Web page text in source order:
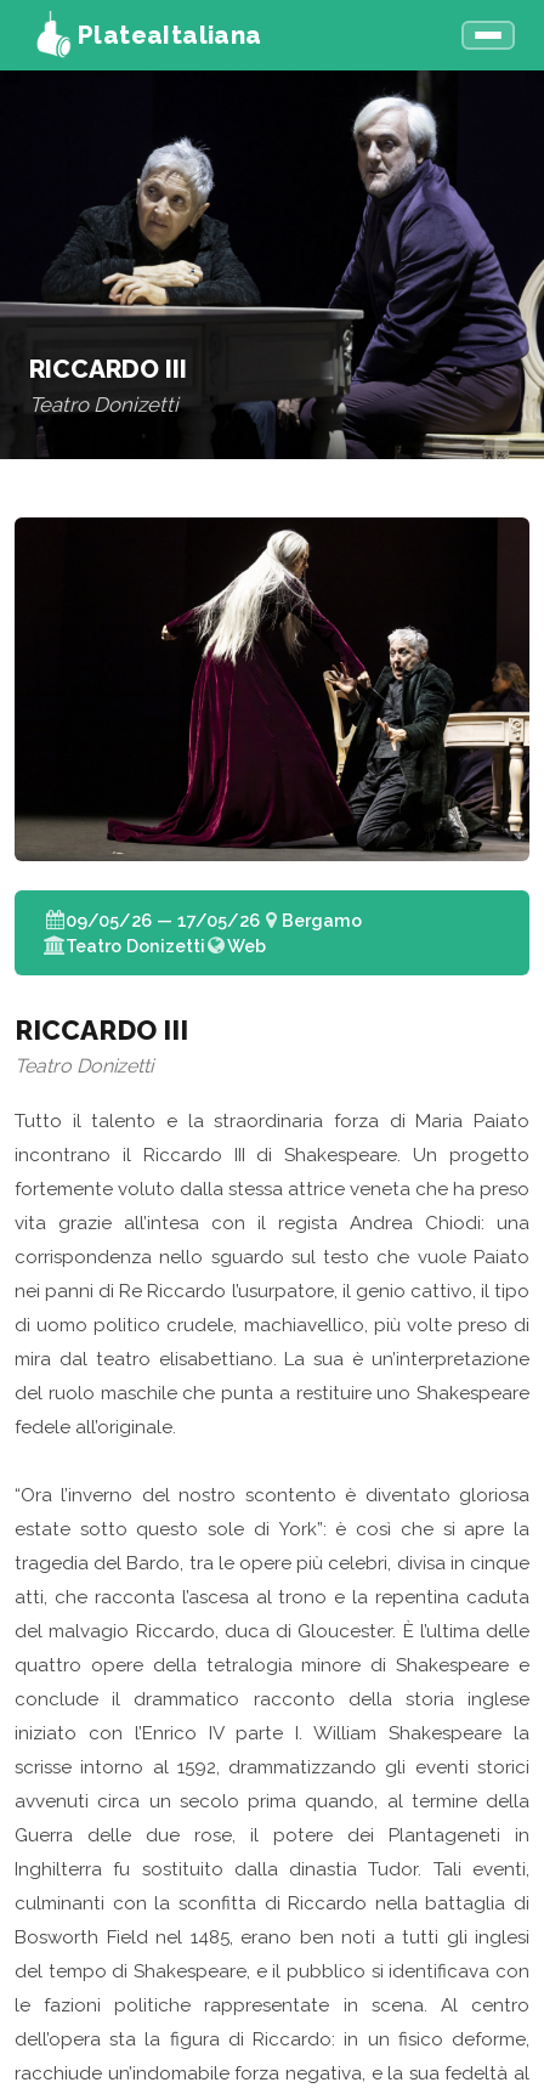
PlateaItaliana
RICCARDO III
Teatro Donizetti
09/05/26 — 17/05/26
Bergamo
Teatro Donizetti
Web
RICCARDO III
Teatro Donizetti
Tutto il talento e la straordinaria forza di Maria Paiato
incontrano il Riccardo III di Shakespeare. Un progetto
fortemente voluto dalla stessa attrice veneta che ha preso
vita grazie all’intesa con il regista Andrea Chiodi: una
corrispondenza nello sguardo sul testo che vuole Paiato
nei panni di Re Riccardo l’usurpatore, il genio cattivo, il tipo
di uomo politico crudele, machiavellico, più volte preso di
mira dal teatro elisabettiano. La sua è un’interpretazione
del ruolo maschile che punta a restituire uno Shakespeare
fedele all’originale.
“Ora l’inverno del nostro scontento è diventato gloriosa
estate sotto questo sole di York”: è così che si apre la
tragedia del Bardo, tra le opere più celebri, divisa in cinque
atti, che racconta l’ascesa al trono e la repentina caduta
del malvagio Riccardo, duca di Gloucester. È l’ultima delle
quattro opere della tetralogia minore di Shakespeare e
conclude il drammatico racconto della storia inglese
iniziato con l’Enrico IV parte I. William Shakespeare la
scrisse intorno al 1592, drammatizzando gli eventi storici
avvenuti circa un secolo prima quando, al termine della
Guerra delle due rose, il potere dei Plantageneti in
Inghilterra fu sostituito dalla dinastia Tudor. Tali eventi,
culminanti con la sconfitta di Riccardo nella battaglia di
Bosworth Field nel 1485, erano ben noti a tutti gli inglesi
del tempo di Shakespeare, e il pubblico si identificava con
le fazioni politiche rappresentate in scena. Al centro
dell’opera sta la figura di Riccardo: in un fisico deforme,
racchiude un’indomabile forza negativa, e la sua fedeltà al